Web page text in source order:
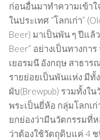
ก่อนอื่นมาทำความเข้าใ
ในประเทศ “โลกเก่า”
Beer) มาเป็นพัน ๆ ปีแ
Beer” อย่างเป็นทางกา
เยอรมนี อังกฤษ สาธาร
รายย่อยเป็นพันแห่ง มีทั้
ผับ(Brewpub) รวมทั้งใ
พระเป็นยี่ห้อ กลุ่มโลกเ
ยกย่องว่ามีนวัตกรรมที่
ว่าต้องใช้วัตถุดิบแค่ 4